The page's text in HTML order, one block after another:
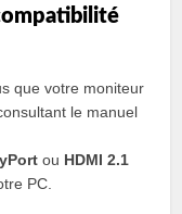
que votre moniteur
le manuel
ou HDMI 2.1
PC.